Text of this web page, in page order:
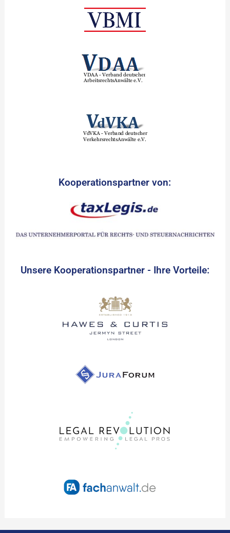
Kooperationspartner von:
Unsere Kooperationspartner - Ihre Vorteile: